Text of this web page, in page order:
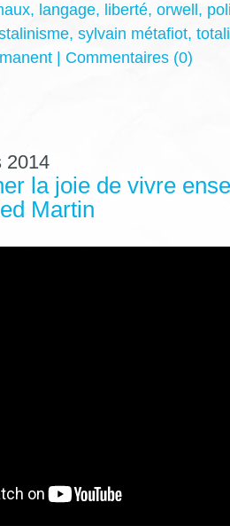
, langage, liberté, orwell ,
, sylvain métafiot,
Commentaires (0)
2014
la joie de vivre
Martin